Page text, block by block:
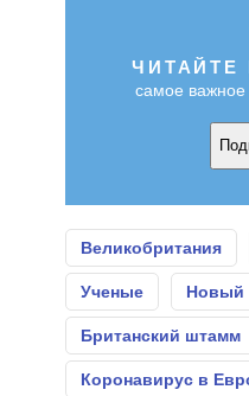
ЧИТАЙТЕ
самое
Великобритания
Ученые Новый
Британский штамм
Коронавирус в